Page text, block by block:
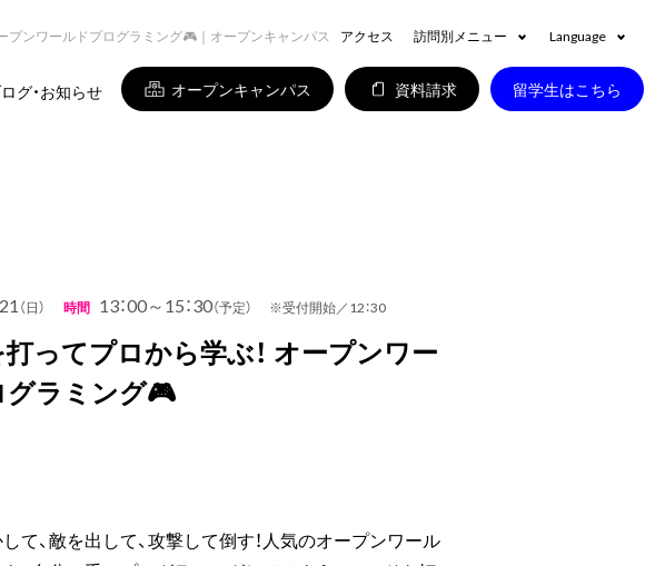
アクセス 訪問別メニュー Language
グ・お知らせ オープンキャンパス 資料請求 留学生はこちら
プンワールドプログラミング🎮｜オープンキャンパス
（日） 時間 13：00～15：30（予定） ※受付開始／12：30
ってプロから学ぶ！ オープンワー
ラミング🎮
て、敵を出して、攻撃して倒す！人気のオープンワール